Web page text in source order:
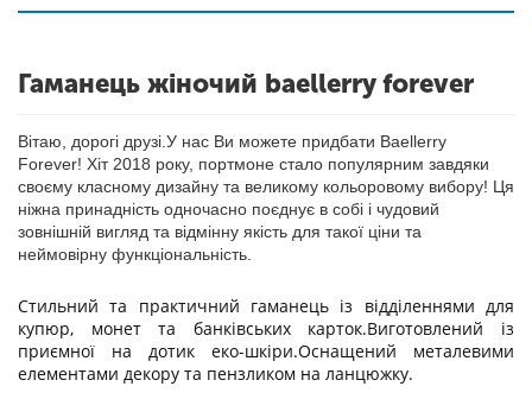
Гаманець жіночий baellerry forever
Вітаю, дорогі друзі.У нас Ви можете придбати Baellerry
Forever! Хіт 2018 року, портмоне стало популярним завдяки
своєму класному дизайну та великому кольоровому вибору! Ця
ніжна принадність одночасно поєднує в собі і чудовий
зовнішній вигляд та відмінну якість для такої ціни та
неймовірну функціональність.
Стильний та практичний гаманець із відділеннями для
купюр, монет та банківських карток.Виготовлений із
приємної на дотик еко-шкіри.Оснащений металевими
елементами декору та пензликом на ланцюжку.